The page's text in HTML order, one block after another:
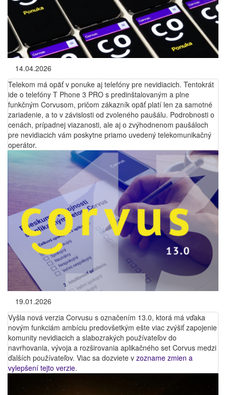
14.04.2026
Telekom má opäť v ponuke aj telefóny pre nevidiacich. Tentokrát
ide o telefóny T Phone 3 PRO s predinštalovaným a plne
funkčným Corvusom, pričom zákazník opäť platí len za samotné
zariadenie, a to v závislosti od zvoleného paušálu. Podrobnosti o
cenách, prípadnej viazanosti, ale aj o zvýhodnenom paušáloch
pre nevidiacich vám poskytne priamo uvedený telekomunikačný
operátor.
19.01.2026
Vyšla nová verzia Corvusu s označením 13.0, ktorá má vďaka
novým funkciám ambíciu predovšetkým ešte viac zvýšiť zapojenie
komunity nevidiacich a slabozrakých používateľov do
navrhovania, vývoja a rozširovania aplikačného set Corvus medzi
ďalších používateľov. Viac sa dozviete v zozname zmien a
vylepšení tejto verzie.